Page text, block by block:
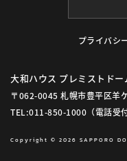
プライバシ
大和ハウス プレミストドー
〒062-0045 札幌市豊平区羊
TEL:011-850-1000 （電話受
Copyright © 2026 SAPPORO